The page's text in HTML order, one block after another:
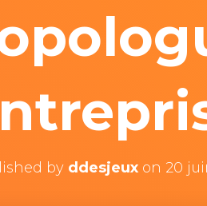
by ddesjeuxon 20